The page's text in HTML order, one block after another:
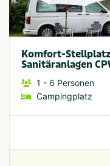
Komfort-
Sanitäranlagen
1 - 6 Personen
Campingplatz